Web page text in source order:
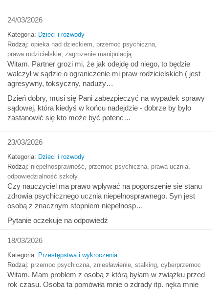
24/03/2026
Kategoria: Dzieci i rozwody
Rodzaj: opieka nad dzieckiem przemoc psychiczna
prawa rodzicielskie zagrożenie manipulacją
Witam. Partner grozi mi, że jak odejdę od niego, to będzie
walczył w sądzie o ograniczenie mi praw rodzicielskich ( jest
agresywny, toksyczny, naduży…
Dzień dobry, musi się Pani zabezpieczyć na wypadek sprawy
sądowej, która kiedyś w końcu nadejdzie - dobrze by było
zastanowić się kto może być potenc…
23/03/2026
Kategoria: Dzieci i rozwody
Rodzaj: niepełnosprawność przemoc psychiczna prawa ucznia
odpowiedzialność szkoły
Czy nauczyciel ma prawo wpływać na pogorszenie sie stanu
zdrowia psychicznego ucznia niepełnosprawnego. Syn jest
osobą z znacznym stopniem niepełnosp…
Pytanie oczekuje na odpowiedź
18/03/2026
Kategoria: Przestępstwa i wykroczenia
Rodzaj: przemoc psychiczna zniesławienie stalking cyberprzemoc
Witam. Mam problem z osobą z którą byłam w związku przed
rok czasu. Osoba ta pomówiła mnie o zdrady itp. nęka mnie